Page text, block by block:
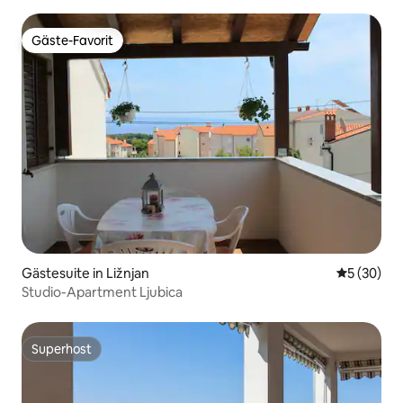
Gäste-Favorit
Gäste-Favorit
Gästesuite in Ližnjan
5 (30)
Studio-Apartment Ljubica
Superhost
Superhost